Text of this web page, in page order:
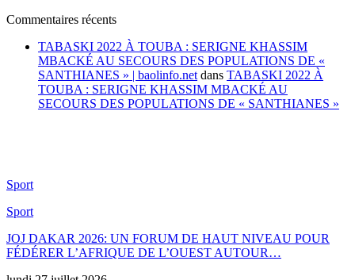
Commentaires récents
TABASKI 2022 À TOUBA : SERIGNE KHASSIM
MBACKÉ AU SECOURS DES POPULATIONS DE «
SANTHIANES » | baolinfo.net dans TABASKI 2022 À
TOUBA : SERIGNE KHASSIM MBACKÉ AU
SECOURS DES POPULATIONS DE « SANTHIANES »
Sport
Sport
JOJ DAKAR 2026: UN FORUM DE HAUT NIVEAU POUR
FÉDÉRER L’AFRIQUE DE L’OUEST AUTOUR…